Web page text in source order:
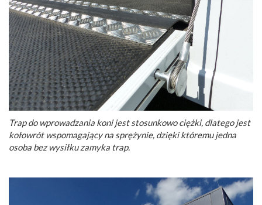
Trap do wprowadzania koni jest stosunkowo ciężki, dlatego jest
kołowrót wspomagający na sprężynie, dzięki któremu jedna
osoba bez wysiłku zamyka trap.